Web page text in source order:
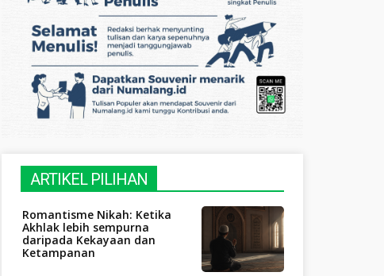
ARTIKEL PILIHAN
Romantisme Nikah: Ketika
Akhlak lebih sempurna
daripada Kekayaan dan
Ketampanan